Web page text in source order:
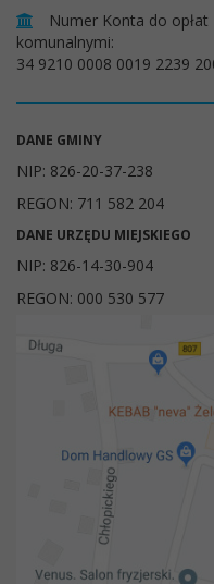
Numer Konta do
komunalnymi:
34 9210 0008 0019 2239
DANE GMINY
NIP: 826-20-37-238
REGON: 711 582 204
DANE URZĘDU MIEJSKIEGO
NIP: 826-14-30-904
REGON: 000 530 577